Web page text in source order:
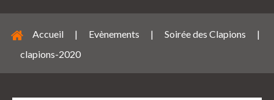
Accueil | Evènements | Soirée des Clapions
|
clapions-2020